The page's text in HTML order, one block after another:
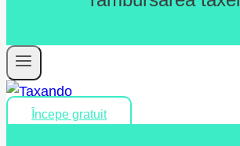
Începe gratuit